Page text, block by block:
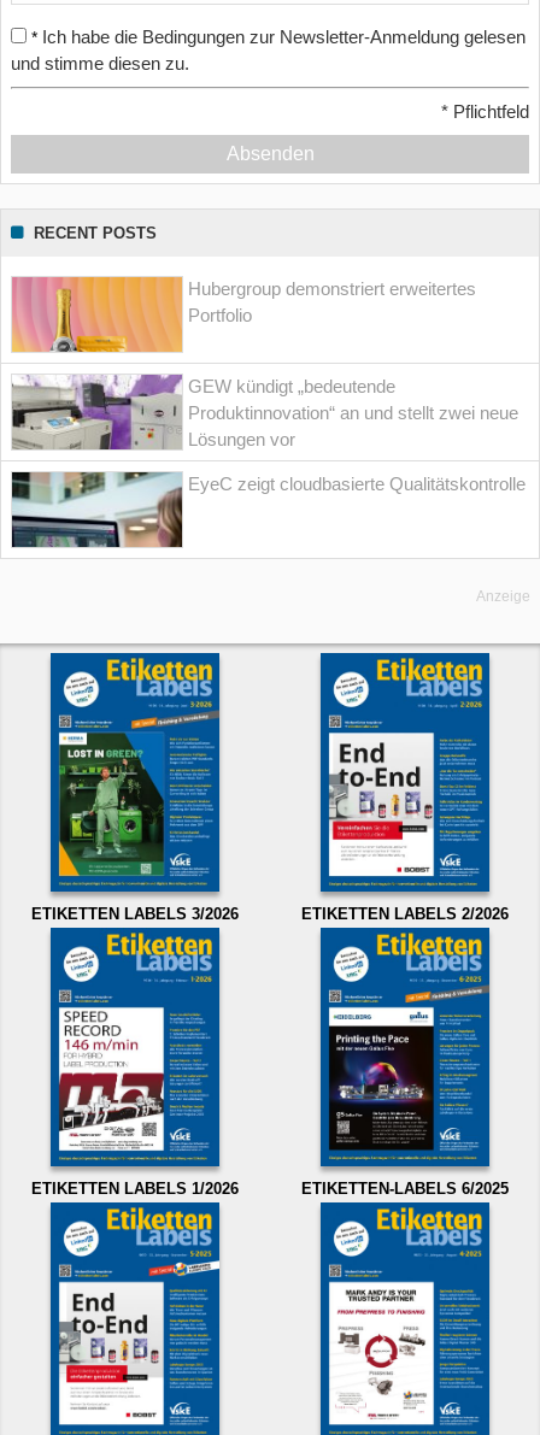
* Ich habe die Bedingungen zur Newsletter-Anmeldung gelesen
und stimme diesen zu.
* Pflichtfeld
Absenden
RECENT POSTS
Hubergroup demonstriert erweitertes
Portfolio
GEW kündigt „bedeutende
Produktinnovation“ an und stellt zwei neue
Lösungen vor
EyeC zeigt cloudbasierte Qualitätskontrolle
Anzeige
ETIKETTEN LABELS 3/2026 ETIKETTEN LABELS 2/2026
ETIKETTEN LABELS 1/2026 ETIKETTEN-LABELS 6/2025